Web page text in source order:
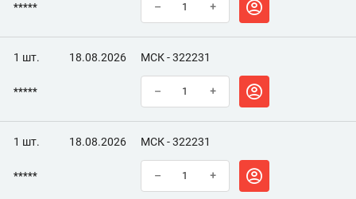
***** – +
1 шт. 18.08.2026 МСК - 322231
***** – +
1 шт. 18.08.2026 МСК - 322231
***** – +